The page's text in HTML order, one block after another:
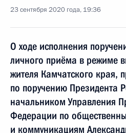
23 сентября 2020 года, 19:36
О ходе исполнения
личного приёма в режиме
жителя Камчатского края,
по поручению Президента
начальником Управления
Федерации по
и коммуникациям